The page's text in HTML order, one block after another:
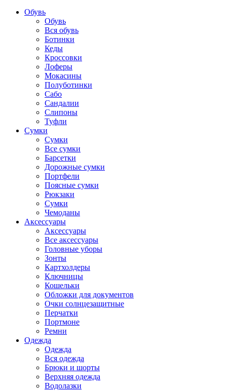
Обувь
Обувь
Вся обувь
Ботинки
Кеды
Кроссовки
Лоферы
Мокасины
Полуботинки
Сабо
Сандалии
Слипоны
Туфли
Сумки
Сумки
Все сумки
Барсетки
Дорожные сумки
Портфели
Поясные сумки
Рюкзаки
Сумки
Чемоданы
Аксессуары
Аксессуары
Все аксессуары
Головные уборы
Зонты
Картхолдеры
Ключницы
Кошельки
Обложки для документов
Очки солнцезащитные
Перчатки
Портмоне
Ремни
Одежда
Одежда
Вся одежда
Брюки и шорты
Верхняя одежда
Водолазки